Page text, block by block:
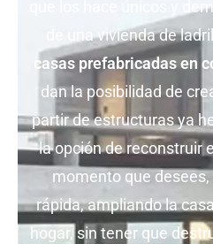
que los hace únicos y
de una vivienda de
casas prefabricadas en
dan la posibilidad de
partir de estructuras ya
la opción de reconstruir
momento que
rápida, ampliando la
hogar, sin tener que